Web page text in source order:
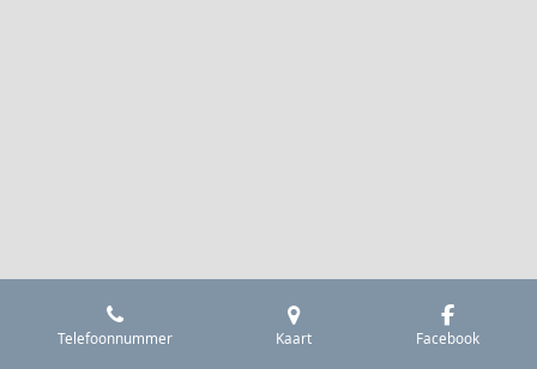
Telefoonnummer Kaart Facebook